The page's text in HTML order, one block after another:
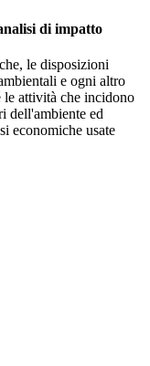
di impatto
le disposizioni
e ogni altro
le attività che incidono
dell'ambiente ed
economiche usate